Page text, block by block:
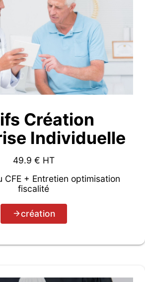
Création
Individuelle
49.9 € HT
CFE + Entretien optimisation
fiscalité
création